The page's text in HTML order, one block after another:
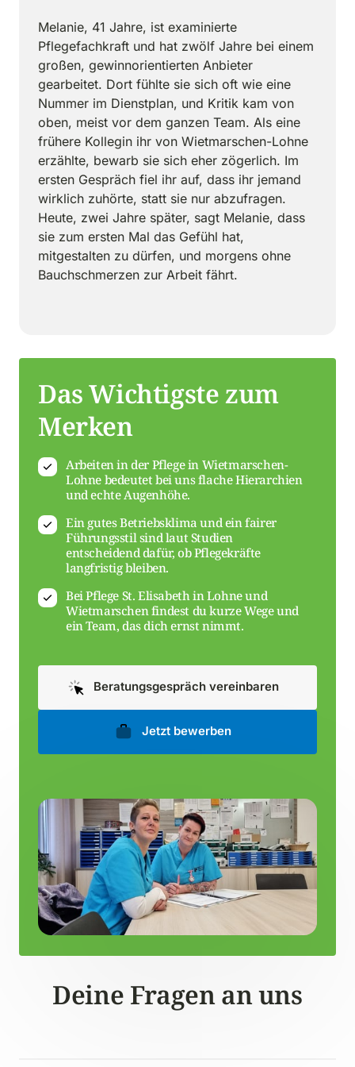
Melanie, 41 Jahre, ist examinierte
Pflegefachkraft und hat zwölf Jahre bei einem
großen, gewinnorientierten Anbieter
gearbeitet. Dort fühlte sie sich oft wie eine
Nummer im Dienstplan, und Kritik kam von
oben, meist vor dem ganzen Team. Als eine
frühere Kollegin ihr von Wietmarschen-Lohne
erzählte, bewarb sie sich eher zögerlich. Im
ersten Gespräch fiel ihr auf, dass ihr jemand
wirklich zuhörte, statt sie nur abzufragen.
Heute, zwei Jahre später, sagt Melanie, dass
sie zum ersten Mal das Gefühl hat,
mitgestalten zu dürfen, und morgens ohne
Bauchschmerzen zur Arbeit fährt.
Das Wichtigste zum
Merken
Arbeiten in der Pflege in Wietmarschen-
Lohne bedeutet bei uns flache Hierarchien
und echte Augenhöhe.
Ein gutes Betriebsklima und ein fairer
Führungsstil sind laut Studien
entscheidend dafür, ob Pflegekräfte
langfristig bleiben.
Bei Pflege St. Elisabeth in Lohne und
Wietmarschen findest du kurze Wege und
ein Team, das dich ernst nimmt.
Beratungsgespräch vereinbaren
Jetzt bewerben
Deine Fragen an uns